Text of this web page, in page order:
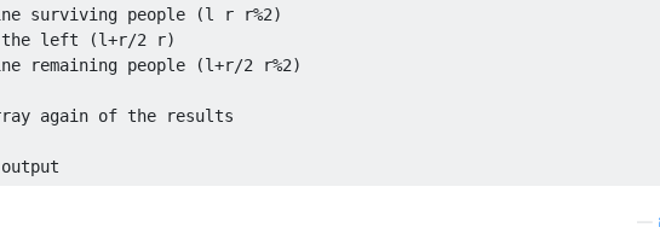
surviving people (l r r%2)
left (l+r/2 r)
remaining people (l+r/2 r%2)
again of the results